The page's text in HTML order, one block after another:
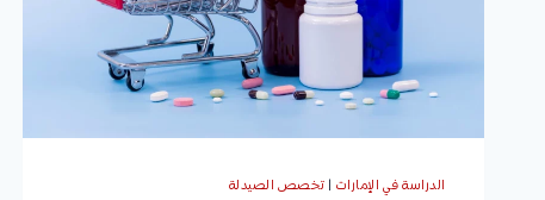
الدراسة في الإمارات | تخصص الصيدلة